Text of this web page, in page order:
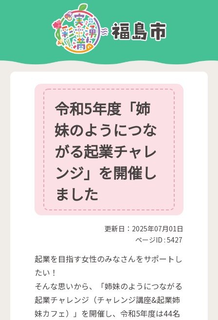
令和5年度「姉
妹のようにつな
がる起業チャレ
ンジ」を開催し
ました
更新日：2025年07月01日
ページID :5427
起業を目指す女性のみなさんをサポートし
たい！
そんな思いから、「姉妹のようにつながる
起業チャレンジ（チャレンジ講座&起業姉
妹カフェ）」を開催し、令和5年度は44名